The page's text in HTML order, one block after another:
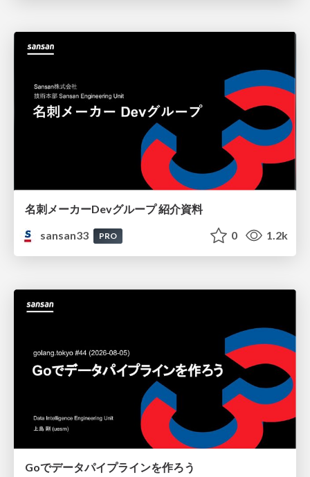
名刺メーカーDevグループ 紹介資料
sansan33
PRO 0 1.2k
Goでデータパイプラインを作ろう